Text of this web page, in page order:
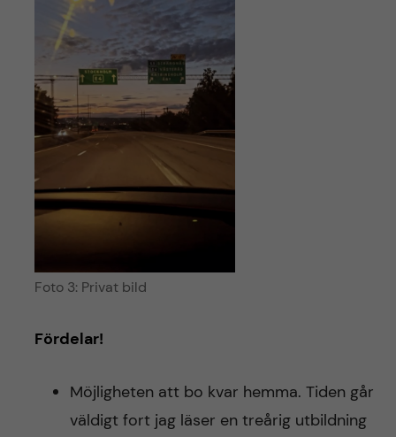
Foto 3: Privat bild
Fördelar!
Möjligheten att bo kvar hemma. Tiden går
väldigt fort jag läser en treårig utbildning